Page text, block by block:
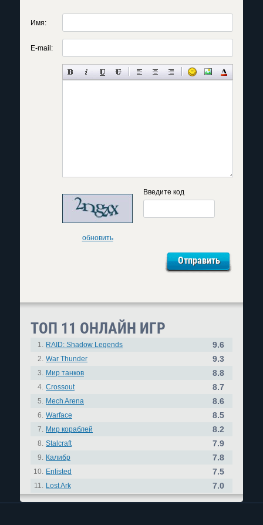
Имя:
E-mail:
обновить
Введите код
ТОП 11 ОНЛАЙН ИГР
1. RAID: Shadow Legends 9.6
2. War Thunder 9.3
3. Мир танков 8.8
4. Crossout 8.7
5. Mech Arena 8.6
6. Warface 8.5
7. Мир кораблей 8.2
8. Stalcraft 7.9
9. Калибр 7.8
10. Enlisted 7.5
11. Lost Ark 7.0